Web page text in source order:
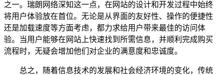
之一。瑞朗网络深知这一点，在网站的设计和开发过程中始终
将用户体验放在首位。无论是从界面的友好性、操作的便捷性
还是加载速度等方面考虑，都力求给用户带来最佳的访问体
验。当用户能够在网站上快速找到所需信息，并顺利完成购买
流程时，无疑会增加他们对企业的满意度和忠诚度。
总之，随着信息技术的发展和社会经济环境的变化，传统